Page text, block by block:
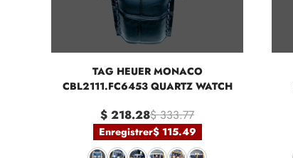
TAG HEUER MONACO
CBL2111.FC6453 QUARTZ WATCH
$ 218.28$ 333.77
Enregistrer$ 115.49